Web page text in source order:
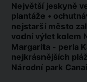
Největší jeskyně
plantáže •
nejstarší město
vodní výlet kolem
Margarita - perla
nejkrásnějších
Národní park